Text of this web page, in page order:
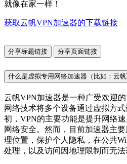
就像在家一样！
获取云帆VPN加速器的下载链接
分享标题链接 分享页面链接
什么是虚拟专用网络加速器（比如：云
云帆VPN加速器是一种广受欢迎
网络技术将多个设备通过虚拟方
初，VPN的主要功能是提升网络
网络安全。然而，目前加速器主
理位置，保护个人隐私，在公共
处理，以及访问因地理限制而无法